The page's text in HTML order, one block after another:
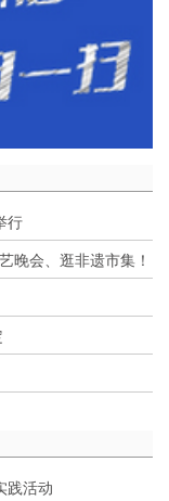
行
晚会、逛非遗市集！
践活动